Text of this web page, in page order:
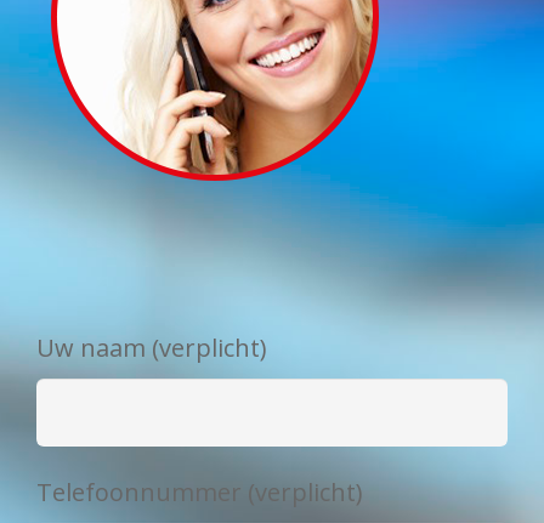
Uw naam (verplicht)
Telefoonnummer (verplicht)